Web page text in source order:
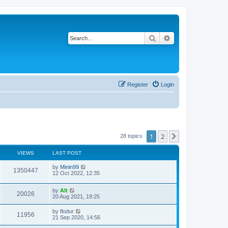
Search
Login
Register
28 topics 1 2
VIEWS LAST POST
1350447V
i
L
a
t
p
o
s
t
by Minin99
12 Oct 2022, 12:35
20026V
i
L
a
t
p
o
s
by Alt
20 Aug 2021, 19:25
11956V
L
a
by flodur
21 Sep 2020, 14:56